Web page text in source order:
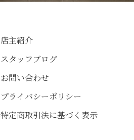
店主紹介
スタッフブログ
お問い合わせ
プライバシーポリシー
特定商取引法に基づく表示